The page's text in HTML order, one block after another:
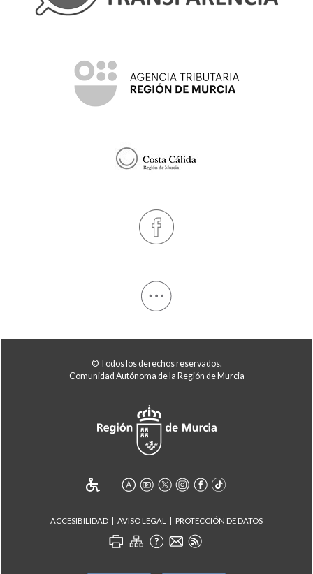
© Todos los derechos reservados.
Comunidad Autónoma de la Región de Murcia
ACCESIBILIDAD AVISO LEGAL PROTECCIÓN DE DATOS